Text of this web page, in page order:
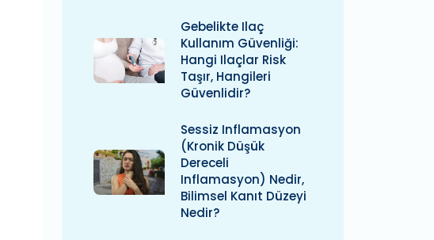
Gebelikte Ilaç
Kullanım Güvenliği:
Hangi Ilaçlar Risk
Taşır, Hangileri
Güvenlidir?
Sessiz Inflamasyon
(kronik Düşük
Dereceli
Inflamasyon) Nedir,
Bilimsel Kanıt Düzeyi
Nedir?